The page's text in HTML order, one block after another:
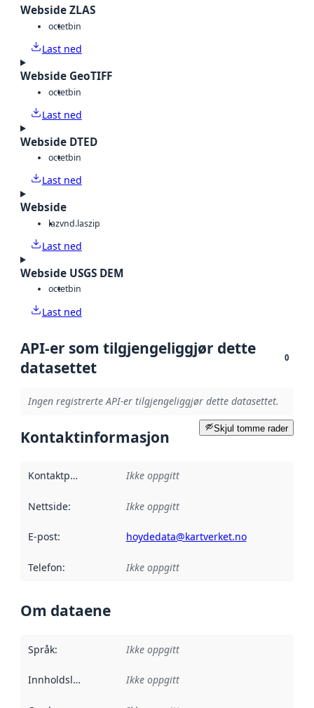
Webside ZLAS
octetbin
Last ned
Webside GeoTIFF
octetbin
Last ned
Webside DTED
octetbin
Last ned
Webside
lazvnd.laszip
Last ned
Webside USGS DEM
octetbin
Last ned
API-er som tilgjengeliggjør dette
datasettet
0
Ingen registrerte API-er tilgjengeliggjør dette datasettet.
Skjul tomme rader
Kontaktinformasjon
Kontaktpunkt Ikke oppgitt
Nettside: Ikke oppgitt
E-post: hoydedata@kartverket.no
Telefon: Ikke oppgitt
Om dataene
Språk: Ikke oppgitt
Innholdsleverandører :
Ikke oppgitt